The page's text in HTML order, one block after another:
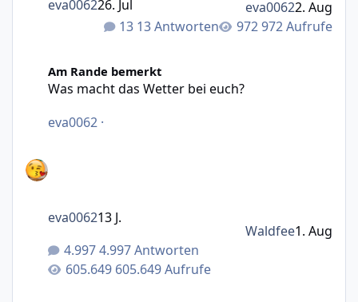
13 Antworten 972 Aufrufe
eva006226. Jul eva00622. Aug
Am Rande bemerkt
Was macht das Wetter bei euch?
eva0062 ·
4.997 Antworten
605.649 Aufrufe
eva006213 J.
Waldfee1. Aug